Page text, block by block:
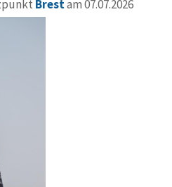
Brestam 07.07.2026